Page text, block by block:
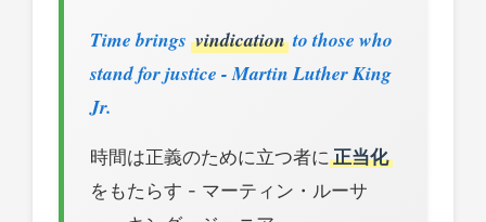
Time brings vindication to those who
stand for justice - Martin Luther King
Jr.
時間は正義のために立つ者に 正当化
をもたらす - マーティン・ルーサ